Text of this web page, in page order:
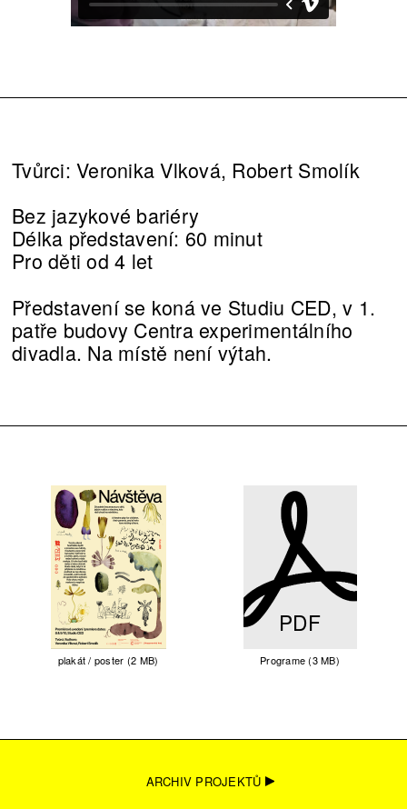
Tvůrci: Veronika Vlková, Robert Smolík
Bez jazykové bariéry
Délka představení: 60 minut
Pro děti od 4 let
Představení se koná ve Studiu CED, v 1.
patře budovy Centra experimentálního
divadla. Na místě není výtah.
plakát / poster (2 MB)
PDF
Programe (3 MB)
ARCHIV PROJEKTŮ